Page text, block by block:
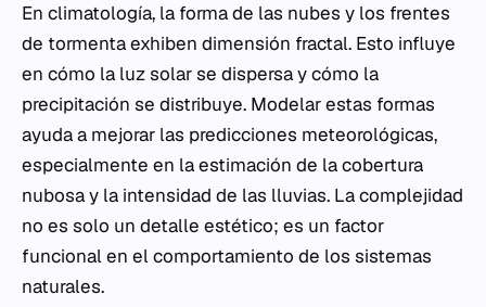
En climatología, la forma de las nubes y los frentes
de tormenta exhiben dimensión fractal. Esto influye
en cómo la luz solar se dispersa y cómo la
precipitación se distribuye. Modelar estas formas
ayuda a mejorar las predicciones meteorológicas,
especialmente en la estimación de la cobertura
nubosa y la intensidad de las lluvias. La complejidad
no es solo un detalle estético; es un factor
funcional en el comportamiento de los sistemas
naturales.